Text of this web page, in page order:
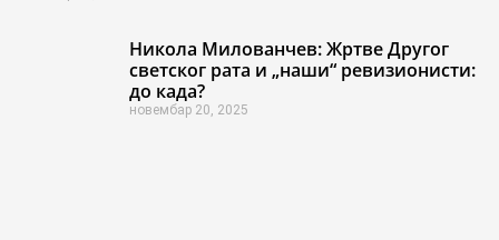
Никола Милованчев: Жртве Другог
светског рата и „наши“ ревизионисти:
до када?
новембар 20, 2025